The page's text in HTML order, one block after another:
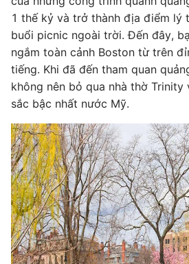
1 thế kỷ và trở thành địa điểm lý
buổi picnic ngoài trời. Đến đây,
ngắm toàn cảnh Boston từ trên
tiếng. Khi đã đến tham quan
không nên bỏ qua nhà thờ
sắc bậc nhất nước Mỹ.